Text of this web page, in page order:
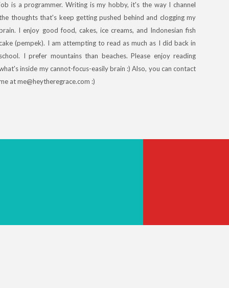
is a programmer. Writing is my hobby, it's the way I channel
thoughts that's keep getting pushed behind and clogging my
I enjoy good food, cakes, ice creams, and Indonesian fish
(pempek). I am attempting to read as much as I did back in
I prefer mountains than beaches. Please enjoy reading
inside my cannot-focus-easily brain :) Also, you can contact
at me@heytheregrace.com :)